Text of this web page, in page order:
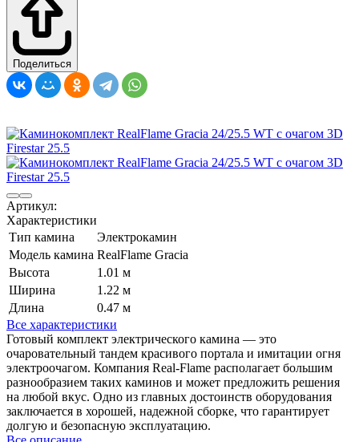
Поделиться
Артикул:
Характеристики
Тип камина
Электрокамин
Модель камина RealFlame Gracia
Высота
1.01 м
Ширина
1.22 м
Длина
0.47 м
Все характеристики
Готовый комплект электрического камина — это
очаровательный тандем красивого портала и имитации огня
электроочагом. Компания Real-Flame располагает большим
разнообразием таких каминов и может предложить решения
на любой вкус. Одно из главных достоинств оборудования
заключается в хорошей, надежной сборке, что гарантирует
долгую и безопасную эксплуатацию.